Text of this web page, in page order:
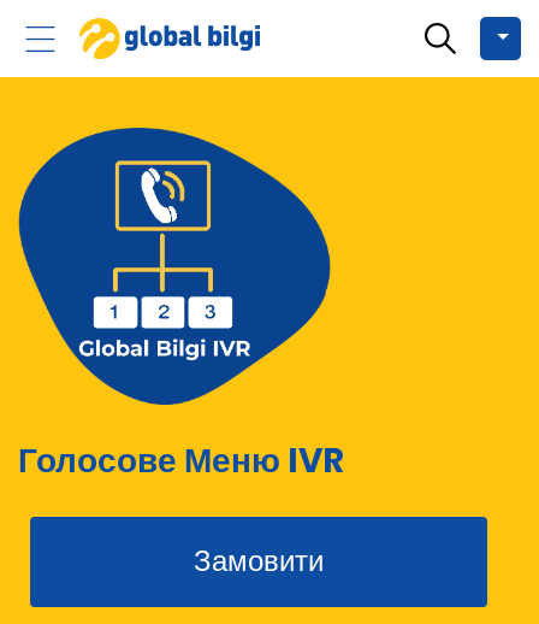
Голосове Меню IVR
Замовити